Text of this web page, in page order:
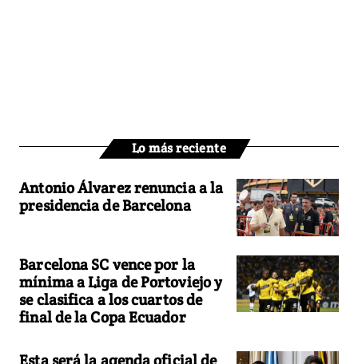
Lo más reciente
Antonio Álvarez renuncia a la
presidencia de Barcelona
Barcelona SC vence por la
mínima a Liga de Portoviejo y
se clasifica a los cuartos de
final de la Copa Ecuador
Esta será la agenda oficial de